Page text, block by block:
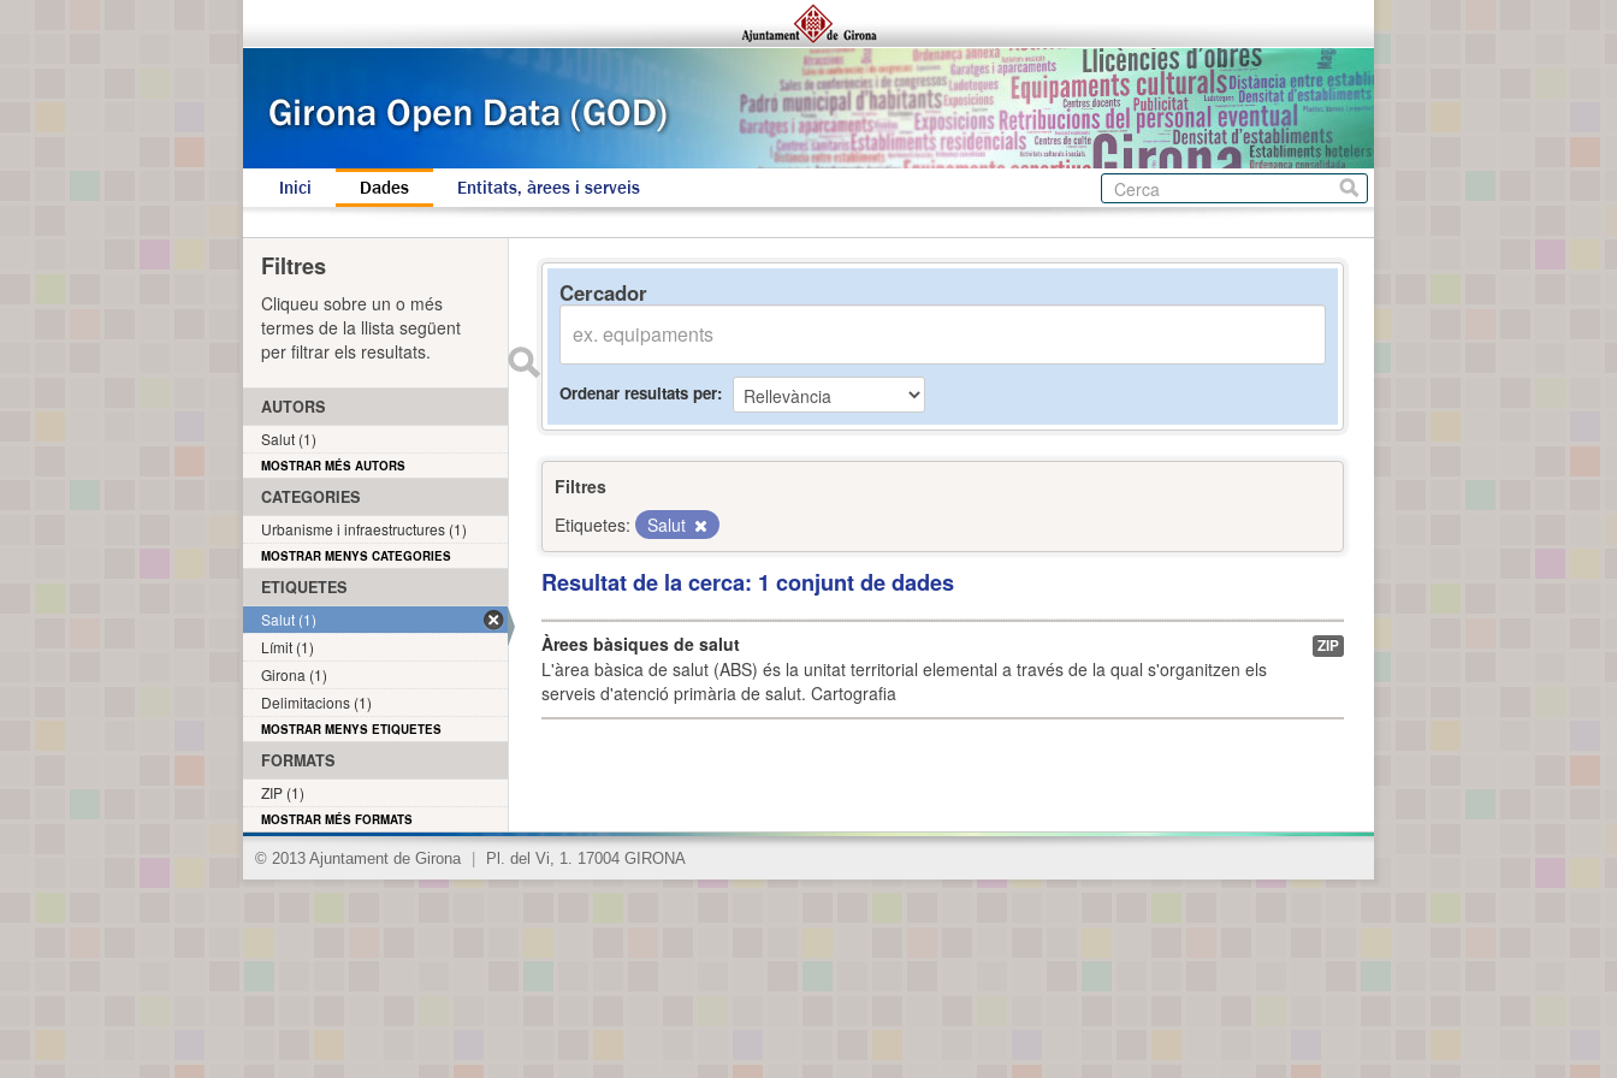
Inici Dades Entitats, àrees i serveis
Cercador
Ordenar resultats per
Filtres
Etiquetes:
Salut
Resultat de la cerca: 1 conjunt de dades
Àrees bàsiques de salut
L'àrea bàsica de salut (ABS) és la unitat territorial elemental a través de la qual s'organitzen els
serveis d'atenció primària de salut. Cartografia
ZIP
Filtres
Cliqueu sobre un o més
termes de la llista següent
per filtrar els resultats.
AUTORS
Salut (1)
MOSTRAR MÉS AUTORS
CATEGORIES
Urbanisme i infraestructures (1)
MOSTRAR MENYS CATEGORIES
ETIQUETES
Salut (1)
Límit (1)
Girona (1)
Delimitacions (1)
MOSTRAR MENYS ETIQUETES
FORMATS
ZIP (1)
MOSTRAR MÉS FORMATS
© 2013 Ajuntament de Girona Pl. del Vi, 1. 17004 GIRONA